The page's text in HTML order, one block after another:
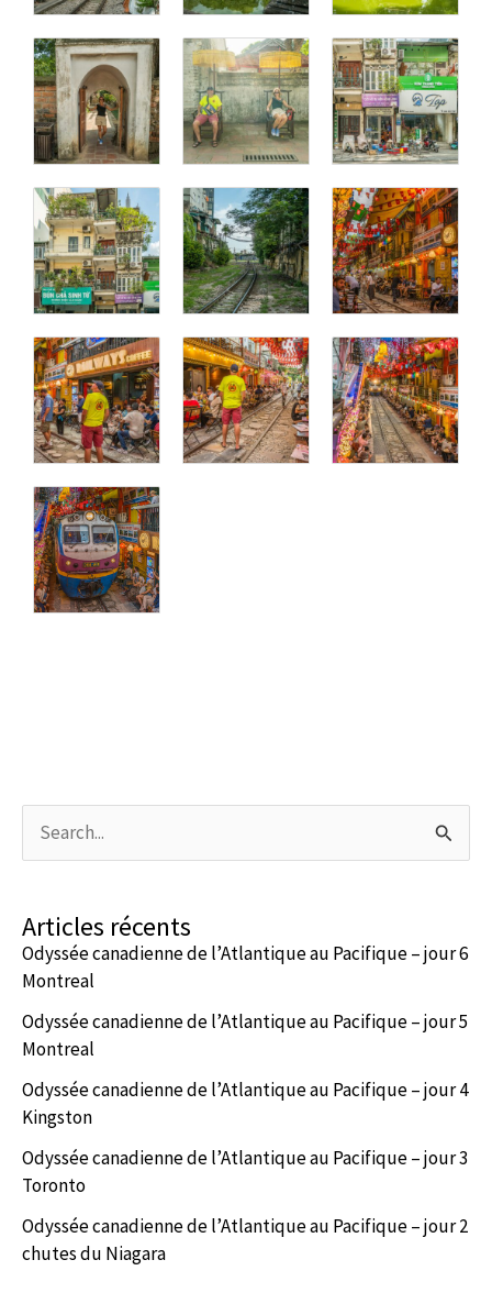
Rechercher :
Articles récents
Odyssée canadienne de l’Atlantique au Pacifique – jour 6
Montreal
Odyssée canadienne de l’Atlantique au Pacifique – jour 5
Montreal
Odyssée canadienne de l’Atlantique au Pacifique – jour 4
Kingston
Odyssée canadienne de l’Atlantique au Pacifique – jour 3
Toronto
Odyssée canadienne de l’Atlantique au Pacifique – jour 2
chutes du Niagara